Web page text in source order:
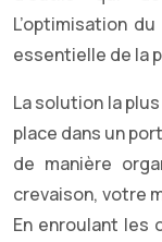
L’optimisation
essentielle de la
La solution la
place dans un
de manière
crevaison, votre
En enroulant les